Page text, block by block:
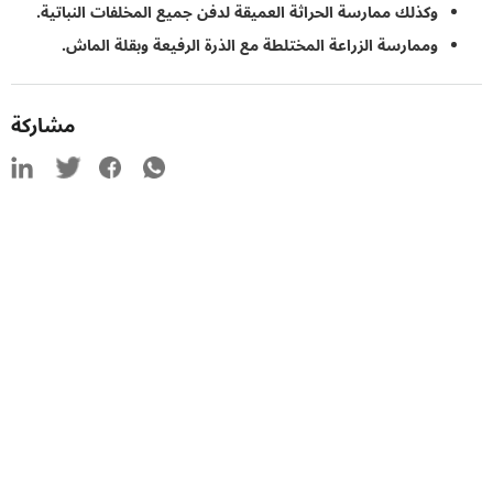
وكذلك ممارسة الحراثة العميقة لدفن جميع المخلفات النباتية.
وممارسة الزراعة المختلطة مع الذرة الرفيعة وبقلة الماش.
مشاركة